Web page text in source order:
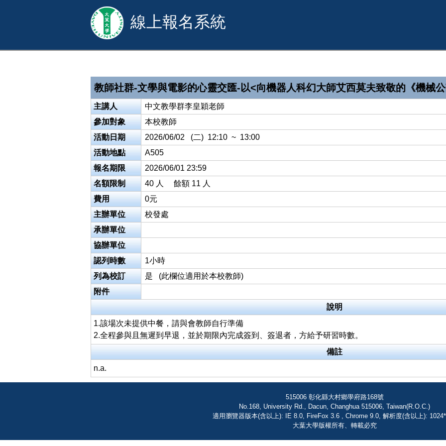
線上報名系統
教師社群-文學與電影的心靈交匯-以<向機器人科幻大師艾西莫夫致敬的《機械
主講人
中文教學群李皇穎老師
參加對象
本校教師
活動日期
2026/06/02 (二) 12:10 ~ 13:00
活動地點
A505
報名期限
2026/06/01 23:59
名額限制
40 人 餘額 11 人
費用
0元
主辦單位
校發處
承辦單位
協辦單位
認列時數
1小時
列為校訂
是 (此欄位適用於本校教師)
附件
說明
1.該場次未提供中餐，請與會教師自行準備
2.全程參與且無遲到早退，並於期限內完成簽到、簽退者，方給予研習時數。
備註
n.a.
515006 彰化縣大村鄉學府路168號
No.168, University Rd., Dacun, Changhua 515006, Taiwan(R.O.C.)
適用瀏覽器版本(含以上): IE 8.0, FireFox 3.6 , Chrome 9.0, 解析度(含以上):
大葉大學版權所有、轉載必究